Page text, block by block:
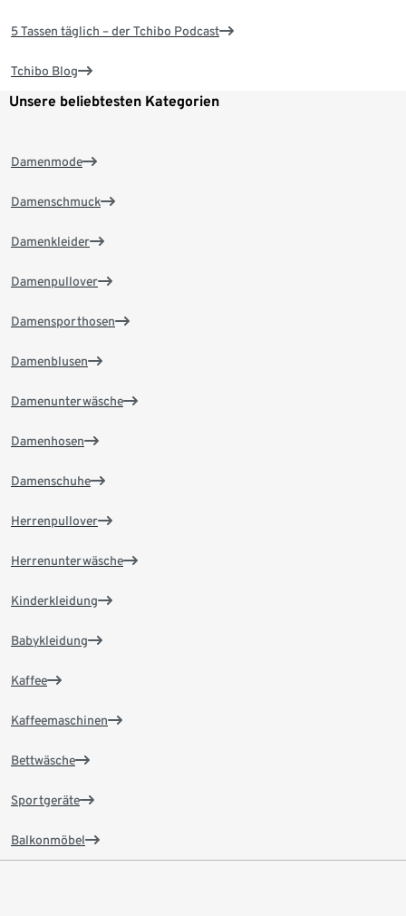
5 Tassen täglich – der Tchibo Podcast
Tchibo Blog
Unsere beliebtesten Kategorien
Damenmode
Damenschmuck
Damenkleider
Damenpullover
Damensporthosen
Damenblusen
Damenunterwäsche
Damenhosen
Damenschuhe
Herrenpullover
Herrenunterwäsche
Kinderkleidung
Babykleidung
Kaffee
Kaffeemaschinen
Bettwäsche
Sportgeräte
Balkonmöbel